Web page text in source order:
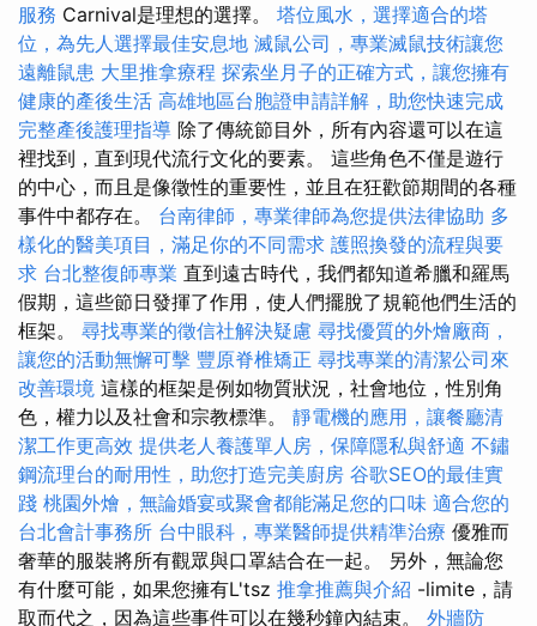
服務 Carnival是理想的選擇。 塔位風水，選擇適合的塔
位，為先人選擇最佳安息地 滅鼠公司，專業滅鼠技術讓您
遠離鼠患 大里推拿療程 探索坐月子的正確方式，讓您擁有
健康的產後生活 高雄地區台胞證申請詳解，助您快速完成
完整產後護理指導 除了傳統節目外，所有內容還可以在這
裡找到，直到現代流行文化的要素。 這些角色不僅是遊行
的中心，而且是像徵性的重要性，並且在狂歡節期間的各種
事件中都存在。 台南律師，專業律師為您提供法律協助 多
樣化的醫美項目，滿足你的不同需求 護照換發的流程與要
求 台北整復師專業 直到遠古時代，我們都知道希臘和羅馬
假期，這些節日發揮了作用，使人們擺脫了規範他們生活的
框架。 尋找專業的徵信社解決疑慮 尋找優質的外燴廠商，
讓您的活動無懈可擊 豐原脊椎矯正 尋找專業的清潔公司來
改善環境 這樣的框架是例如物質狀況，社會地位，性別角
色，權力以及社會和宗教標準。 靜電機的應用，讓餐廳清
潔工作更高效 提供老人養護單人房，保障隱私與舒適 不鏽
鋼流理台的耐用性，助您打造完美廚房 谷歌SEO的最佳實
踐 桃園外燴，無論婚宴或聚會都能滿足您的口味 適合您的
台北會計事務所 台中眼科，專業醫師提供精準治療 優雅而
奢華的服裝將所有觀眾與口罩結合在一起。 另外，無論您
有什麼可能，如果您擁有L'tsz 推拿推薦與介紹 -limite，請
取而代之，因為這些事件可以在幾秒鐘內結束。 外牆防